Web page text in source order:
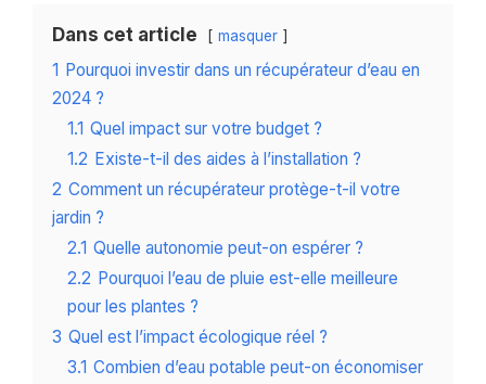
Dans cet article masquer
1 Pourquoi investir dans un récupérateur d’eau en
2024 ?
1.1 Quel impact sur votre budget ?
1.2 Existe-t-il des aides à l’installation ?
2 Comment un récupérateur protège-t-il votre
jardin ?
2.1 Quelle autonomie peut-on espérer ?
2.2 Pourquoi l’eau de pluie est-elle meilleure
pour les plantes ?
3 Quel est l’impact écologique réel ?
3.1 Combien d’eau potable peut-on économiser